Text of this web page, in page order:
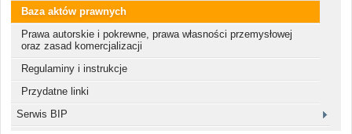
Baza aktów prawnych
Prawa autorskie i pokrewne, prawa własności przemysłowej
oraz zasad komercjalizacji
Regulaminy i instrukcje
Przydatne linki
Serwis BIP